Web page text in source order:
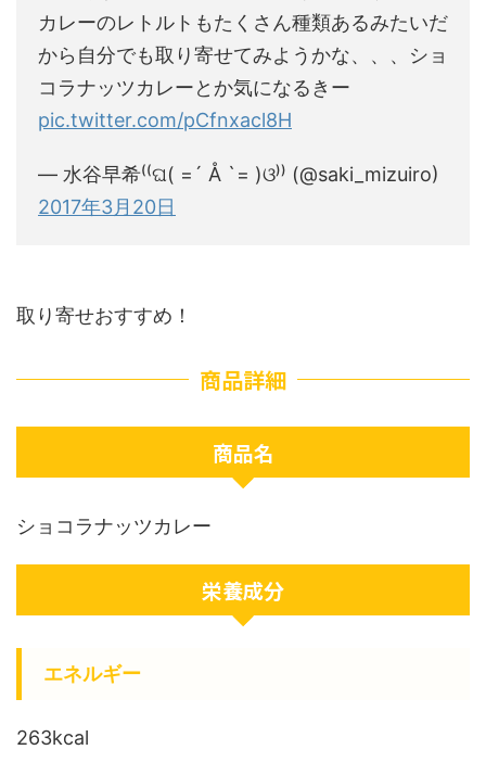
カレーのレトルトもたくさん種類あるみたいだ
から自分でも取り寄せてみようかな、、、ショ
コラナッツカレーとか気になるきー
pic.twitter.com/pCfnxacl8H
— 水谷早希⁽⁽ଘ( =´ Å `= )ଓ⁾⁾ (@saki_mizuiro)
2017年3月20日
取り寄せおすすめ！
商品詳細
商品名
ショコラナッツカレー
栄養成分
エネルギー
263kcal